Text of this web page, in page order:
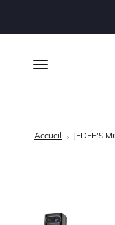
Open navigation
Accueil JEDEE'S